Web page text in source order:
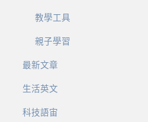
教學工具
親子學習
最新文章
生活英文
科技語宙